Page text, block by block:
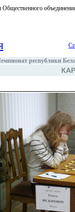
Общественного
республики